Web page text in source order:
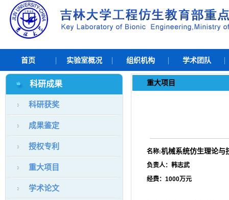
首页 实验室概况 组织机构 学术团队
科研成果
科研获奖
成果鉴定
授权专利
重大项目
学术论文
重大项目
名称:机械系统仿生理论与
负责人：韩志武
经费：1000万元